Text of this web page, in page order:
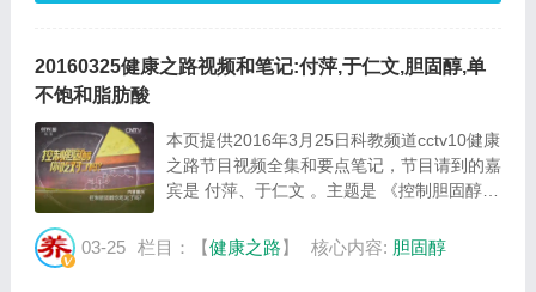
20160325健康之路视频和笔记:付萍,于仁文,胆固醇,单
不饱和脂肪酸
本页提供2016年3月25日科教频道cctv10健康
之路节目视频全集和要点笔记，节目请到的嘉
宾是 付萍、于仁文 。主题是 《控制胆固醇你
醇效果最好，哪种鱼的胆固醇含量更低，哪种
03-25 栏目：【健康之路】 核心内容: 胆固醇